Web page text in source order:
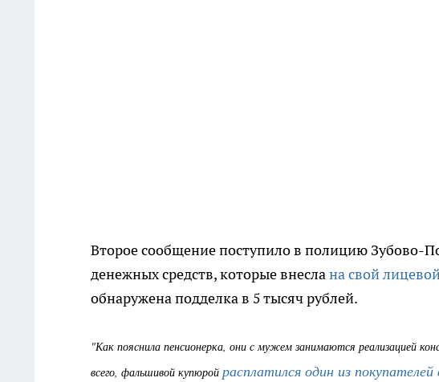
Второе сообщение поступило в полицию Зубово-
денежных средств, которые внеслана свой
обнаружена подделка в 5 тысяч рублей.
"Как пояснила пенсионерка, они с мужем занимаются реализацией
всего, фальшивой купюрой расплатился один из покупателей